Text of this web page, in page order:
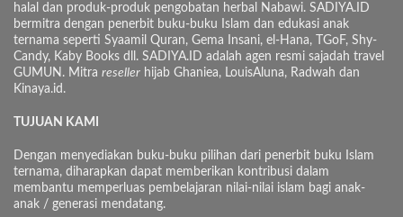
halal dan produk-produk pengobatan herbal Nabawi. SADIYA.ID
bermitra dengan penerbit buku-buku Islam dan edukasi anak
ternama seperti Syaamil Quran, Gema Insani, el-Hana, TGoF, Shy-
Candy, Kaby Books dll. SADIYA.ID adalah agen resmi sajadah travel
GUMUN. Mitra reseller hijab Ghaniea, LouisAluna, Radwah dan
Kinaya.id.
TUJUAN KAMI
Dengan menyediakan buku-buku pilihan dari penerbit buku Islam
ternama, diharapkan dapat memberikan kontribusi dalam
membantu memperluas pembelajaran nilai-nilai islam bagi anak-
anak / generasi mendatang.